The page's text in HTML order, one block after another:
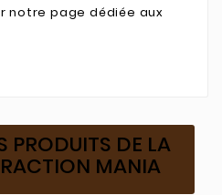
notre page dédiée aux
PRODUITS DE LA
MANIA